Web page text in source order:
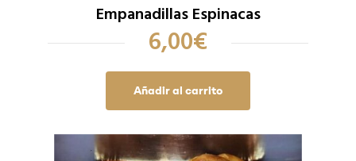
Empanadillas Espinacas
6,00€
Añadir al carrito